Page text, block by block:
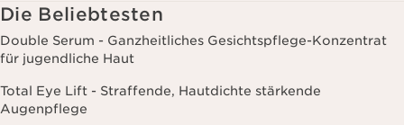
Die Beliebtesten
Double Serum - Ganzheitliches Gesichtspflege-Konzentrat
für jugendliche Haut
Total Eye Lift - Straffende, Hautdichte stärkende
Augenpflege